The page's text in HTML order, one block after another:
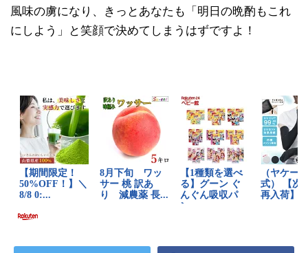
風味の虜になり、きっとあなたも「明日の晩酌もこれ
にしよう」と笑顔で決めてしまうはずですよ！